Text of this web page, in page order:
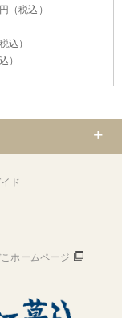
（税込）
込）
）
ド
ホームページ